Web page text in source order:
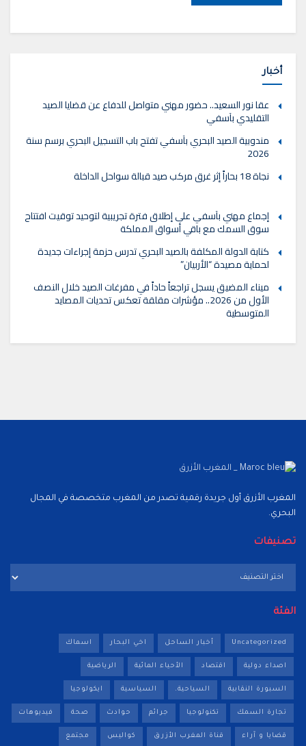
أخبار
عقا نور السعيد.. حضور مهني متواصل للدفاع عن قضايا الصيد
التقليدي بآسفي
مندوبية الصيد البحري بآسفي تفتح باب التسجيل البحري برسم سنة
2026
نجاة 18 بحاراً إثر غرق مركب صيد قبالة سواحل الداخلة
إجماع مهني بآسفي على إطلاق فترة تجريبية لتوحيد توقيت افتتاح
سوق السمك مع باقي أسواق المملكة
كتابة الدولة المكلفة بالصيد البحري تدرس حزمة إجراءات جديدة
لحماية مصيدة “الأربيان”
ميناء المضيق يسجل تراجعاً حاداً في مفرغات الصيد خلال النصف
الأول من 2026.. مؤشرات مقلقة تعكس تحديات المصايد
المتوسطية
المغرب الأزرق أول جريدة رقمية تصدر من المغرب متخصصة في المجال
البحري.
تصنيفات
الفئة
Uncategorized أخبار الساحل اخي البحار اسماك
اصداء دولية اقتصاد الأحياء المائية الرياضية
السبورة النقابية السياحية. السياسية ايكولوجيا
تجارة السمك تكنولوجيا جرائم حوادث صحة فيديوهات
قضايا و آراء قناة المغرب الأزرق كواليس مجتمع